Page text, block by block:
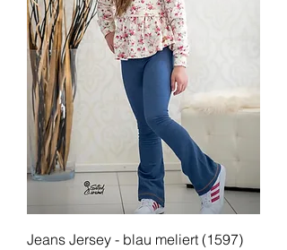
0
p
r
o
1
M
e
r
Jeans Jersey - blau meliert (1597)